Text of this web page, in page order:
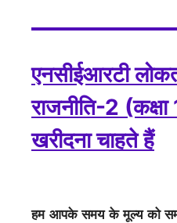
एनसीईआरटी
राजनीति-2
खरीदना चाहते हैं
हम आपके समय के मूल्य को